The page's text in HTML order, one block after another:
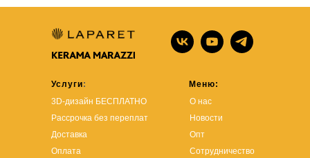
Услуги:
3D-дизайн БЕСПЛАТНО
Рассрочка без переплат
Доставка
Оплата
Меню:
О нас
Новости
Опт
Сотрудничество